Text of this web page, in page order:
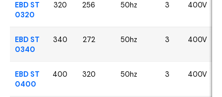
EBD ST
0320
320 256 50hz 3 400V
EBD ST
0340
340 272 50hz 3 400V
EBD ST
0400
400 320 50hz 3 400V